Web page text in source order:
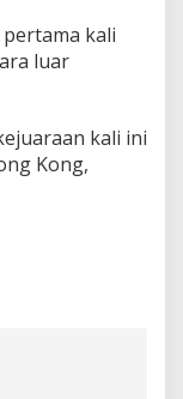
kali
luar
kali ini
Kong,